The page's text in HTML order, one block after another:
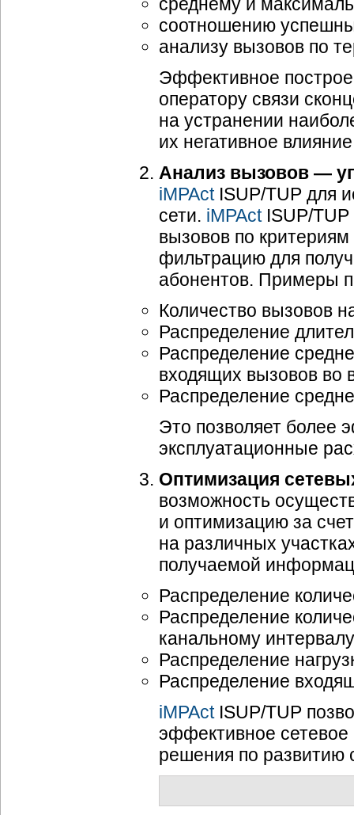
соотношению
анализу вызовов по
Эффективное
оператору связи
на устранении
их негативное
Анализ вызовов —
iMPActISUP/TUP для
сети. iMPActISUP/TUP
вызовов по
фильтрацию для
абонентов. Примеры
Количество вызовов
Распределение
Распределение
входящих вызовов во
Распределение
Это позволяет более
эксплуатационные
Оптимизация
возможность
и оптимизацию за
на различных
получаемой
Распределение
Распределение
канальному
Распределение
Распределение
iMPActISUP/TUP
эффективное
решения по развитию